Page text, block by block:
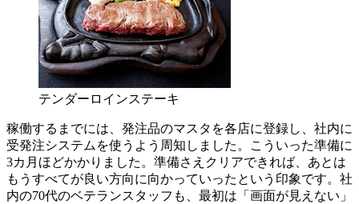
テンダーロインステーキ
稼働するまでには、発注品のマスタを各店に登録し、社内に
受発注システムを使うよう周知しました。こういった準備に
3カ月ほどかかりました。準備さえクリアできれば、あとは
もうすべてが良い方向に向かっていったという印象です。社
内の70代のベテランスタッフも、最初は「画面が見えない」